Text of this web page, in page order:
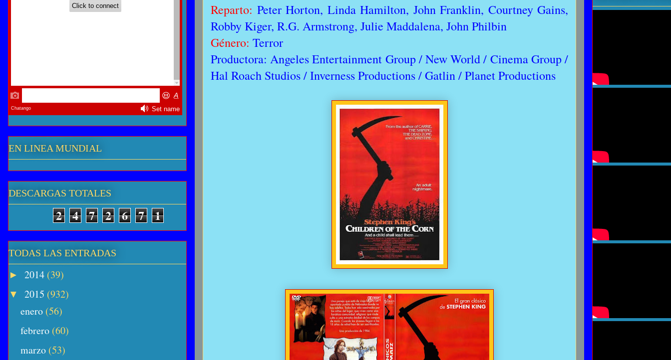
Reparto: Peter Horton, Linda Hamilton, John Franklin, Courtney Gains,
Robby Kiger, R.G. Armstrong, Julie Maddalena, John Philbin
Género: Terror
Productora: Angeles Entertainment Group / New World / Cinema Group /
Hal Roach Studios / Inverness Productions / Gatlin / Planet Productions
EN LINEA MUNDIAL
DESCARGAS TOTALES
2 4 7 2 6 7 1
TODAS LAS ENTRADAS
► 2014 (39)
▼ 2015 (932)
enero (56)
febrero (60)
marzo (53)